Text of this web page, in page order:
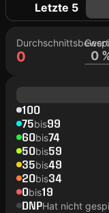
Letzte 5
0 0
100
75bis99
60bis74
50bis59
35bis49
20bis34
0bis19
DNPHat nicht